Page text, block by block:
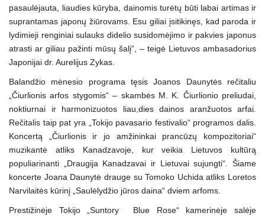
pasaulėjauta, liaudies kūryba, dainomis turėtų būti labai artimas ir
suprantamas japonų žiūrovams. Esu giliai įsitikinęs, kad paroda ir
lydimieji renginiai sulauks didelio susidomėjimo ir pakvies japonus
atrasti ar giliau pažinti mūsų šalį“, – teigė Lietuvos ambasadorius
Japonijai dr. Aurelijus Zykas.
Balandžio mėnesio programa tęsis Joanos Daunytės rečitaliu
„Čiurlionis arfos stygomis“ – skambės M. K. Čiurlionio preliudai,
noktiurnai ir harmonizuotos liau,dies dainos aranžuotos arfai.
Rečitalis taip pat yra „Tokijo pavasario festivalio“ programos dalis.
Koncertą „Čiurlionis ir jo amžininkai prancūzų kompozitoriai“
muzikantė atliks Kanadzavoje, kur veikia Lietuvos kultūrą
populiarinanti „Draugija Kanadzavai ir Lietuvai sujungti“. Šiame
koncerte Joana Daunytė drauge su Tomoko Uchida atliks Loretos
Narvilaitės kūrinį „Saulėlydžio jūros daina“ dviem arfoms.
Prestižinėje Tokijo „Suntory Blue Rose“ kamerinėje salėje